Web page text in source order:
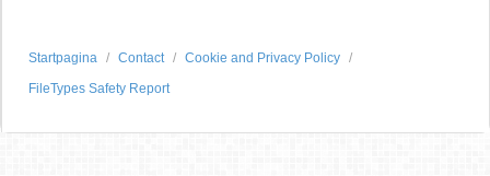
T U W X
Y Z
Startpagina Contact
Cookie and Privacy Policy
FileTypes Safety Report